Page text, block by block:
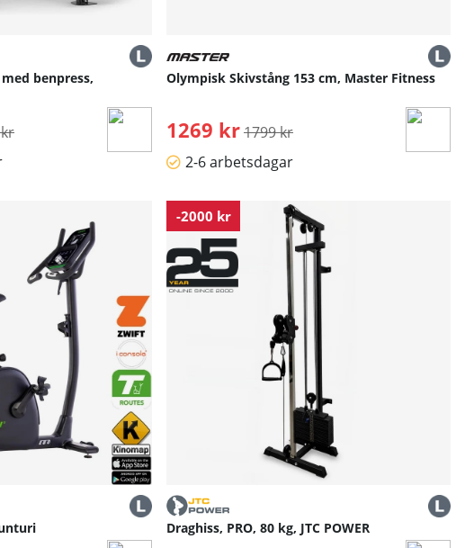
benpress,
pris:
Olympisk Skivstång 153 cm, Master Fitness
1269 kr Ordinarie pris:
1799 kr
2-6 arbetsdagar
-2000 kr
Draghiss, PRO, 80 kg, JTC POWER